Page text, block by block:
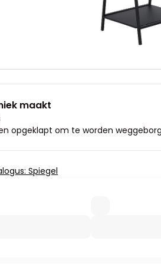
maakt
opgeklapt om te worden
Spiegel